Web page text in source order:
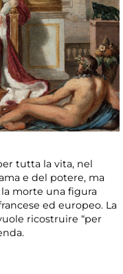
tutta la vita, nel
e del potere, ma
morte una figura
ed europeo. La
ricostruire “per